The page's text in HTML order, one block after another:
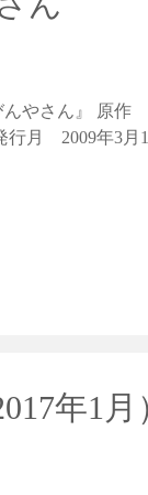
んやさん』 原
月 2009年3月
年1月